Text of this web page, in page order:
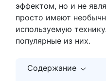
эффектом, но и не
просто имеют
используемую
популярные из них.
Содержание